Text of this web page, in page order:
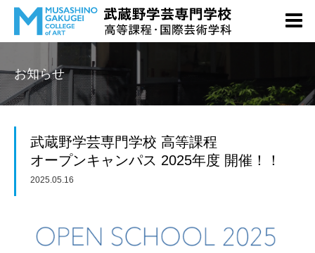
お知らせ
武蔵野学芸専門学校 高等課程
オープンキャンパス 2025年度 開催！！
2025.05.16